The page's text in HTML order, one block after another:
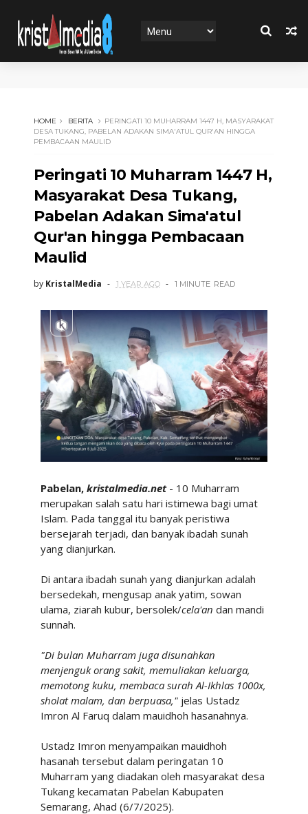
HOME BERITA
PERINGATI 10 MUHARRAM 1447 H, MASYARAKAT
DESA TUKANG, PABELAN ADAKAN SIMA'ATUL QUR'AN HINGGA
PEMBACAAN MAULID
Peringati 10 Muharram 1447 H,
Masyarakat Desa Tukang,
Pabelan Adakan Sima'atul
Qur'an hingga Pembacaan
Maulid
by KristalMedia 1 YEAR AGO 1 MINUTE READ
Pabelan, kristalmedia.net- 10 Muharram
merupakan salah satu hari istimewa bagi umat
Islam. Pada tanggal itu banyak peristiwa
bersejarah terjadi, dan banyak ibadah sunah
yang dianjurkan.
Di antara ibadah sunah yang dianjurkan adalah
bersedekah, mengusap anak yatim, sowan
ulama, ziarah kubur, bersolek/cela'an dan mandi
sunnah.
"Di bulan Muharram juga disunahkan
menjenguk orang sakit, memuliakan keluarga,
memotong kuku, membaca surah Al-Ikhlas 1000x,
sholat malam, dan berpuasa," jelas Ustadz
Imron Al Faruq dalam mauidhoh hasanahnya.
Ustadz Imron menyampaikan mauidhoh
hasanah tersebut dalam peringatan 10
Muharram yang diadakan oleh masyarakat desa
Tukang kecamatan Pabelan Kabupaten
Semarang, Ahad (6/7/2025).